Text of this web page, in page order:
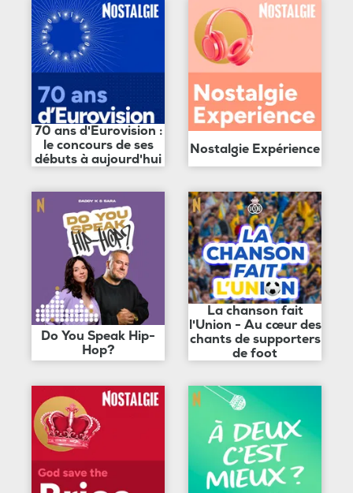
70 ans d'Eurovision :
le concours de ses
débuts à aujourd'hui
Nostalgie Expérience
Do You Speak Hip-
Hop?
La chanson fait
l'Union - Au cœur des
chants de supporters
de foot